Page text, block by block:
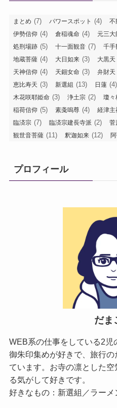
まとめ (7) パワースポット (4) 不
伊勢信仰 (4) 倉稲魂命 (4) 元三大
処刑場跡 (5) 十一面観音 (7) 千手
地蔵菩薩 (4) 大日如来 (3) 大黒天
天神信仰 (4) 天鈿女命 (3) 弁財天
恵比寿天 (3) 新選組 (13) 日蓮 (4)
木花咲耶姫命 (3) 浄土宗 (2) 瓊々
稲荷信仰 (5) 素戔嗚尊 (4) 経津主
臨済宗 (7) 臨済宗建長寺派 (2) 菅
観世音菩薩 (11) 釈迦如来 (12)
プロフィール
だま
WEB系の仕事をしている2児
御朱印集めが好きで、旅行
ています。お寺の凛とした
る気がして好きです。
好きなもの：新選組／ラーメ